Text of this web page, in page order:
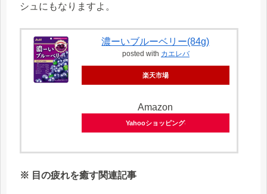
シュにもなりますよ。
濃ーいブルーベリー(84g)
posted with カエレバ
楽天市場
Amazon
Yahooショッピング
※ 目の疲れを癒す関連記事